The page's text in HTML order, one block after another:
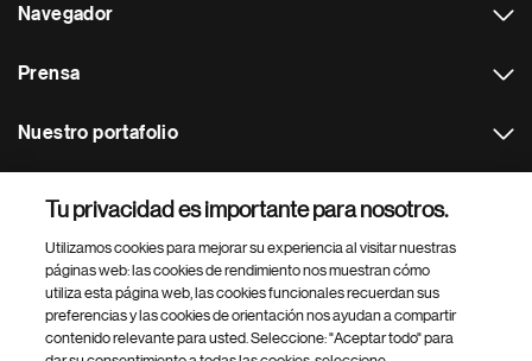
Navegador
Prensa
Nuestro portafolio
Footer Site Search
Tu privacidad es importante para nosotros.
Utilizamos cookies para mejorar su experiencia al visitar nuestras
páginas web: las cookies de rendimiento nos muestran cómo
utiliza esta página web, las cookies funcionales recuerdan sus
preferencias y las cookies de orientación nos ayudan a compartir
contenido relevante para usted. Seleccione: "Aceptar todo" para